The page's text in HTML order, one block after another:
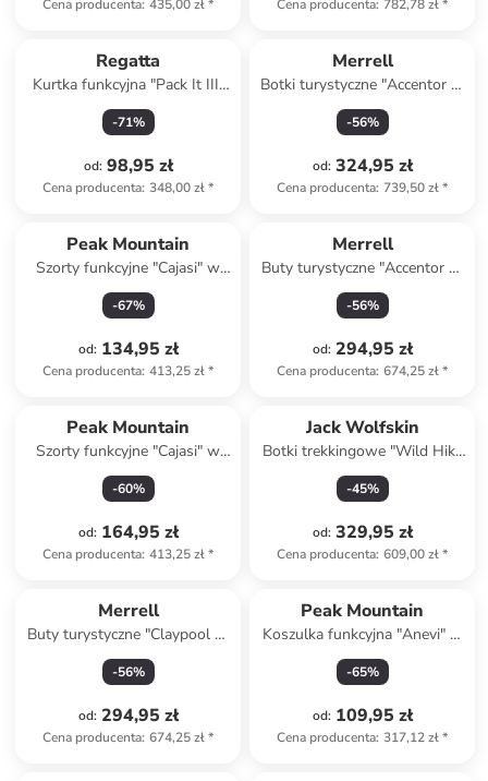
Cena producenta: 435,00 zł* Cena producenta: 782,78 zł*
Regatta
Kurtka funkcyjna "Pack It III"
w kolorze jasnoróżowym
-71%
od: 98,95 zł
Cena producenta: 348,00 zł*
Merrell
Botki turystyczne "Accentor 3"
w kolorze czarnym
-56%
od: 324,95 zł
Cena producenta: 739,50 zł*
Peak Mountain
Szorty funkcyjne "Cajasi" w
kolorze szarym
-67%
od: 134,95 zł
Cena producenta: 413,25 zł*
Merrell
Buty turystyczne "Accentor 3"
w kolorze czarnym
-56%
od: 294,95 zł
Cena producenta: 674,25 zł*
Peak Mountain
Szorty funkcyjne "Cajasi" w
kolorze khaki
-60%
od: 164,95 zł
Cena producenta: 413,25 zł*
Jack Wolfskin
Botki trekkingowe "Wild Hike
Texapore Mid" w kolorze
różowym
-45%
od: 329,95 zł
Cena producenta: 609,00 zł*
Merrell
Buty turystyczne "Claypool 2"
w kolorze szarym
-56%
od: 294,95 zł
Cena producenta: 674,25 zł*
Peak Mountain
Koszulka funkcyjna "Anevi" w
kolorze granatowym
-65%
od: 109,95 zł
Cena producenta: 317,12 zł*